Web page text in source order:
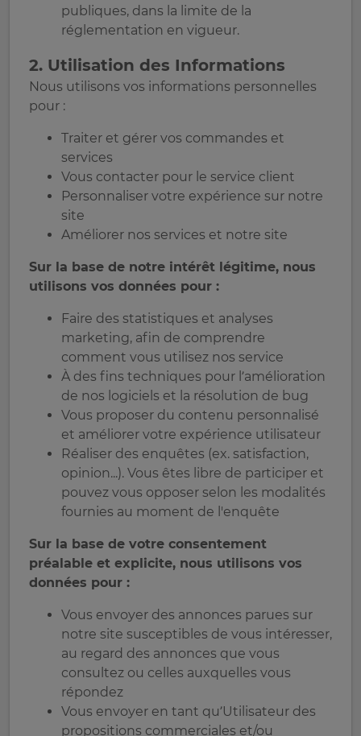
publiques, dans la limite de la
réglementation en vigueur.
2. Utilisation des Informations
Nous utilisons vos informations personnelles
pour :
Traiter et gérer vos commandes et
services
Vous contacter pour le service client
Personnaliser votre expérience sur notre
site
Améliorer nos services et notre site
Sur la base de notre intérêt légitime, nous
utilisons vos données pour :
Faire des statistiques et analyses
marketing, afin de comprendre
comment vous utilisez nos service
À des fins techniques pour l’amélioration
de nos logiciels et la résolution de bug
Vous proposer du contenu personnalisé
et améliorer votre expérience utilisateur
Réaliser des enquêtes (ex. satisfaction,
opinion...). Vous êtes libre de participer et
pouvez vous opposer selon les modalités
fournies au moment de l'enquête
Sur la base de votre consentement
préalable et explicite, nous utilisons vos
données pour :
Vous envoyer des annonces parues sur
notre site susceptibles de vous intéresser,
au regard des annonces que vous
consultez ou celles auxquelles vous
répondez
Vous envoyer en tant qu’Utilisateur des
propositions commerciales et/ou